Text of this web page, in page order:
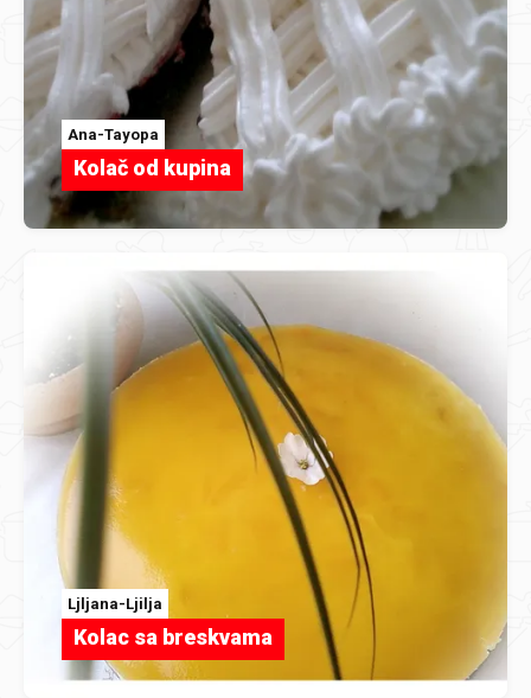
Ana-Tayopa
Kolač od kupina
Ljljana-Ljilja
Kolac sa breskvama